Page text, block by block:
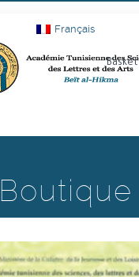
Français
Basket
Boutique